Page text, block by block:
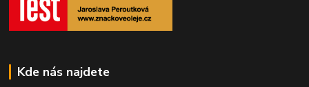
Kde nás najdete